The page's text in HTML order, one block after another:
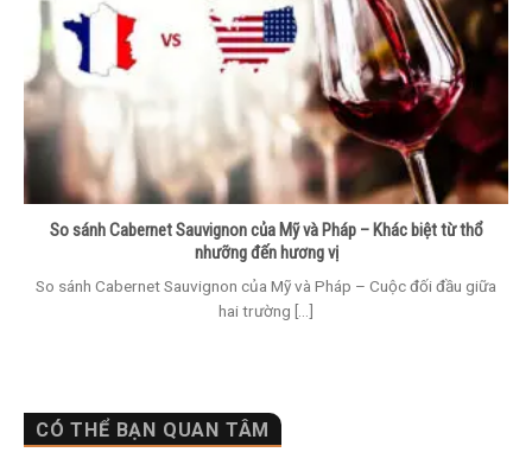
CÓ THỂ BẠN QUAN TÂM
So sánh Cabernet Sauvignon của Mỹ và Pháp – Khác biệt từ thổ
nhưỡng đến hương vị
So sánh Cabernet Sauvignon của Mỹ và Pháp – Cuộc đối đầu giữa
hai trường [...]